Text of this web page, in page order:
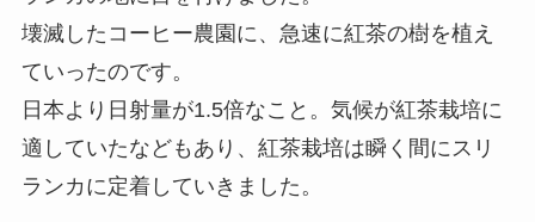
壊滅したコーヒー農園に、急速に紅茶の樹を植え
ていったのです。
日本より日射量が1.5倍なこと。気候が紅茶栽培に
適していたなどもあり、紅茶栽培は瞬く間にスリ
ランカに定着していきました。